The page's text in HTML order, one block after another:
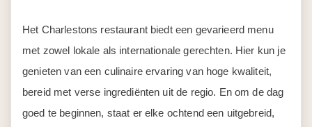
Het Charlestons restaurant biedt een gevarieerd menu
met zowel lokale als internationale gerechten. Hier kun je
genieten van een culinaire ervaring van hoge kwaliteit,
bereid met verse ingrediënten uit de regio. En om de dag
goed te beginnen, staat er elke ochtend een uitgebreid,